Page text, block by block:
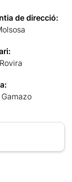
de direcció: